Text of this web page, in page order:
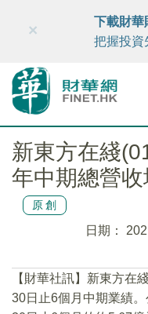
財華智庫網
×
下載財華
把握投資
新東方在綫
年中期總營
原創
日期：
【財華社訊】新東方在
30日止6個月中期業績